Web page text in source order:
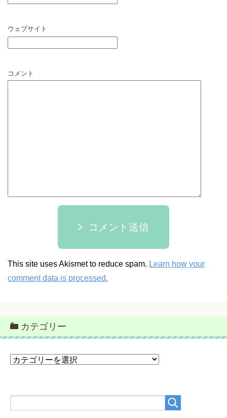
ウェブサイト
コメント
コメント送信
This site uses Akismet to reduce spam. Learn how your
comment data is processed.
カテゴリー
カ